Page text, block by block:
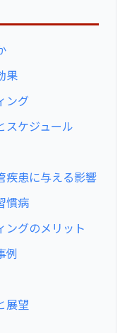
果
ング
スケジュール
疾患に与える影響
慣病
ングのメリット
例
展望